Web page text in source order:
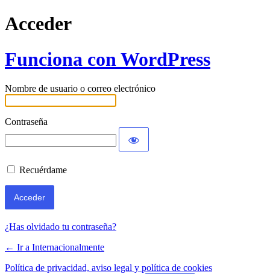
Acceder
Funciona con WordPress
Nombre de usuario o correo electrónico
Contraseña
Recuérdame
¿Has olvidado tu contraseña?
← Ir a Internacionalmente
Política de privacidad, aviso legal y política de cookies